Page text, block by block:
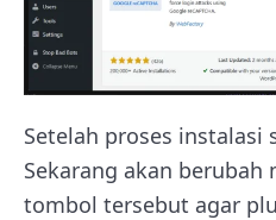
Setelah proses instalasi
Sekarang akan
tombol tersebut agar